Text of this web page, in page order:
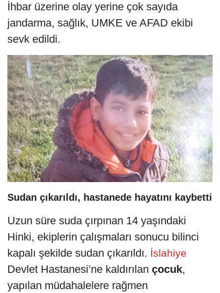
İhbar üzerine olay yerine çok sayıda
jandarma, sağlık, UMKE ve AFAD ekibi
sevk edildi.
Sudan çıkarıldı, hastanede hayatını kaybetti
Uzun süre suda çırpınan 14 yaşındaki
Hinki, ekiplerin çalışmaları sonucu bilinci
kapalı şekilde sudan çıkarıldı. İslahiye
Devlet Hastanesi’ne kaldırılan çocuk,
yapılan müdahalelere rağmen